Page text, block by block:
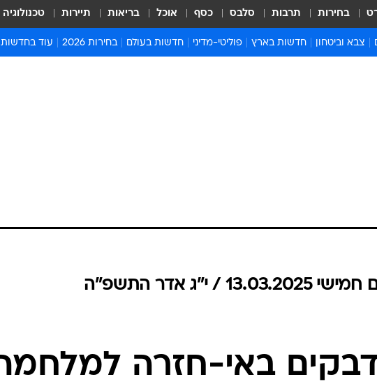
בחירות תרבות סלבס כסף אוכל בריאות תיירות טכנולוגיה
צבא וביטחון חדשות בארץ פוליטי-מדיני חדשות בעולם בחירות 2026 עוד בחדשות
/ י״ג אדר התשפ"ה
באי-חזרה